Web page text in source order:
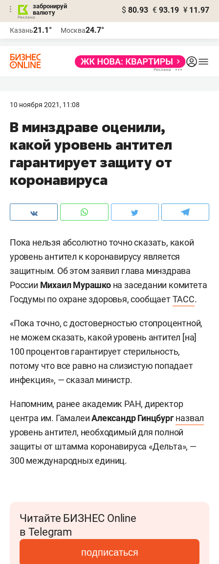
забронируй
валюту
$ 80.93 € 93.19 ¥ 11.97
Казань21.1° Москва24.7°
10 ноября 2021, 11:08
В минздраве оценили,
какой уровень антител
гарантирует защиту от
коронавируса
Пока нельзя абсолютно точно сказать, какой
уровень антител к коронавирусу является
защитным. Об этом заявил глава минздрава
России Михаил Мурашкона заседании комитета
Госдумы по охране здоровья, сообщаетТАСС.
«Пока точно, с достоверностью стопроцентной,
не можем сказать, какой уровень антител [на]
100 процентов гарантирует стерильность,
потому что все равно на слизистую попадает
инфекция», — сказал министр.
Напомним, ранее академик РАН, директор
центра им. ГамалеиАлександр Гинцбургназвал
уровень антител, необходимый для полной
защиты от штамма коронавируса «Дельта», —
300 международных единиц.
Читайте БИЗНЕС Online
в Telegram
подписаться